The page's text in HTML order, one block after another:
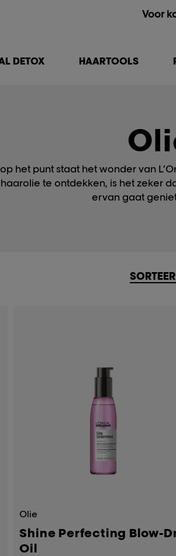
Voor
DETOX HAARTOOLS
het punt staat het wonder van
te ontdekken, is het zeker
ervan gaat
Olie
Shine Perfecting Blow-
Oil